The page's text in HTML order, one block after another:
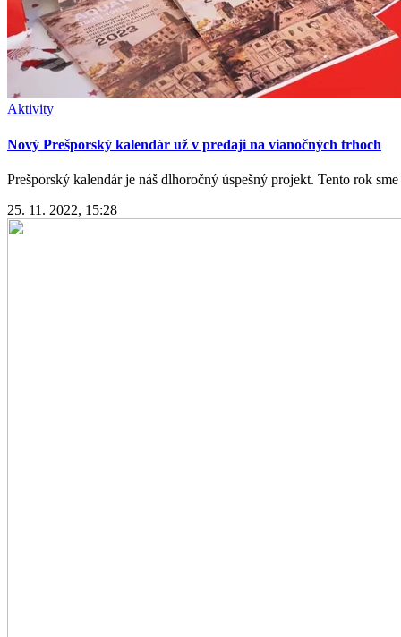
Aktivity
Nový Prešporský kalendár už v predaji na vianočných trhoch
Prešporský kalendár je náš dlhoročný úspešný projekt. Tento rok
25. 11. 2022, 15:28